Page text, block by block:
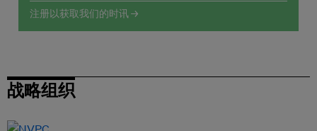
注册以获取我们的时讯 →
战略组织